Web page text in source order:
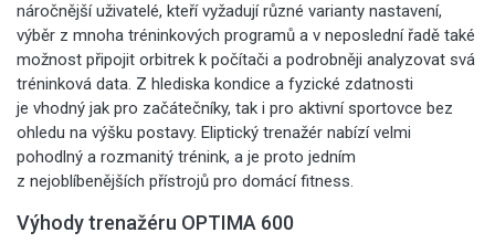
náročnější uživatelé, kteří vyžadují různé varianty nastavení,
výběr z mnoha tréninkových programů a v neposlední řadě také
možnost připojit orbitrek k počítači a podrobněji analyzovat svá
tréninková data. Z hlediska kondice a fyzické zdatnosti
je vhodný jak pro začátečníky, tak i pro aktivní sportovce bez
ohledu na výšku postavy. Eliptický trenažér nabízí velmi
pohodlný a rozmanitý trénink, a je proto jedním
z nejoblíbenějších přístrojů pro domácí fitness.
Výhody trenažéru OPTIMA 600